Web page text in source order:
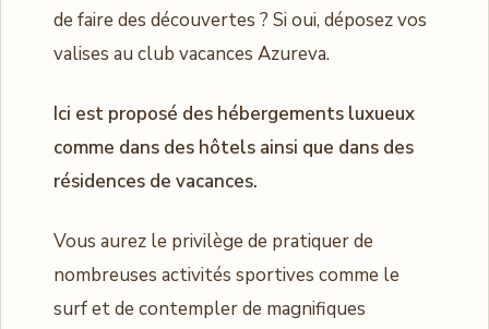
de faire des découvertes ? Si oui, déposez vos
valises au club vacances Azureva.
Ici est proposé des hébergements luxueux
comme dans des hôtels ainsi que dans des
résidences de vacances.
Vous aurez le privilège de pratiquer de
nombreuses activités sportives comme le
surf et de contempler de magnifiques